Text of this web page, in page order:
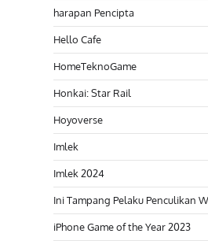
harapan Pencipta
Hello Cafe
HomeTeknoGame
Honkai: Star Rail
Hoyoverse
Imlek
Imlek 2024
Ini Tampang Pelaku Penculikan
iPhone Game of the Year 2023